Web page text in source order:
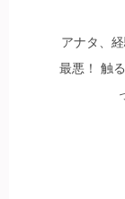
アナタ、
最悪！ 触